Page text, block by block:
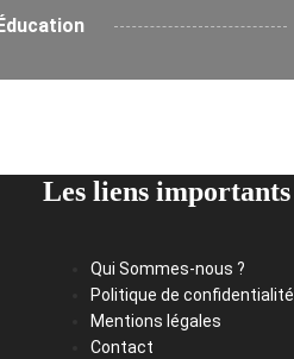
Les liens importants
Qui Sommes-nous ?
Politique de confidentialité
Mentions légales
Contact